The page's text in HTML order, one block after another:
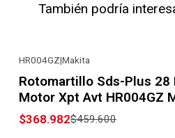
También podría
HR004GZ|Makita
Rotomartillo Sds-Plus 28
Motor Xpt Avt HR004GZ
$368.982$459.600